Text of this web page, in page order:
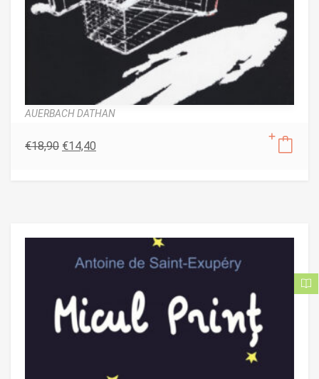
AUERBACH DATHAN
€18,90 €14,40